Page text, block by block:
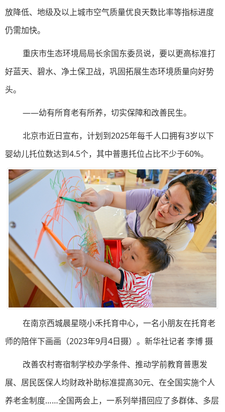
放降低、地级及以上城市空气质量优良天数比率等指标进度
仍需加快。
重庆市生态环境局局长余国东委员说，要以更高标准打
好蓝天、碧水、净土保卫战，巩固拓展生态环境质量向好势
头。
——幼有所育老有所养，切实保障和改善民生。
北京市近日宣布，计划到2025年每千人口拥有3岁以下
婴幼儿托位数达到4.5个，其中普惠托位占比不少于60%。
在南京西城晨星晓小禾托育中心，一名小朋友在托育老
师的陪伴下画画（2023年9月4日摄）。新华社记者 李博 摄
改善农村寄宿制学校办学条件、推动学前教育普惠发
展、居民医保人均财政补助标准提高30元、在全国实施个人
养老金制度……全国两会上，一系列举措回应了多群体、多层